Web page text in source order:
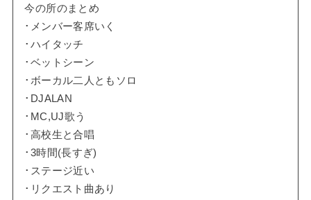
今の所のまとめ
･メンバー客席いく
･ハイタッチ
･ベットシーン
･ボーカル二人ともソロ
･DJALAN
･MC,UJ歌う
･高校生と合唱
･3時間(長すぎ)
･ステージ近い
･リクエスト曲あり